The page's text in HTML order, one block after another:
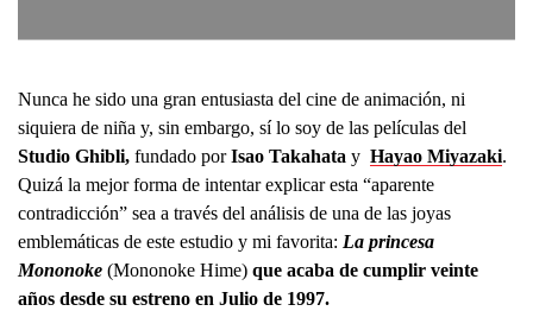
Nunca he sido una gran entusiasta del cine de animación, ni
siquiera de niña y, sin embargo, sí lo soy de las películas del
Studio Ghibli, fundado porIsao Takahata y Hayao Miyazaki.
Quizá la mejor forma de intentar explicar esta “aparente
contradicción” sea a través del análisis de una de las joyas
emblemáticas de este estudio y mi favorita: La princesa
Mononoke (Mononoke Hime) que acaba de cumplir veinte
años desde su estreno en Julio de 1997.